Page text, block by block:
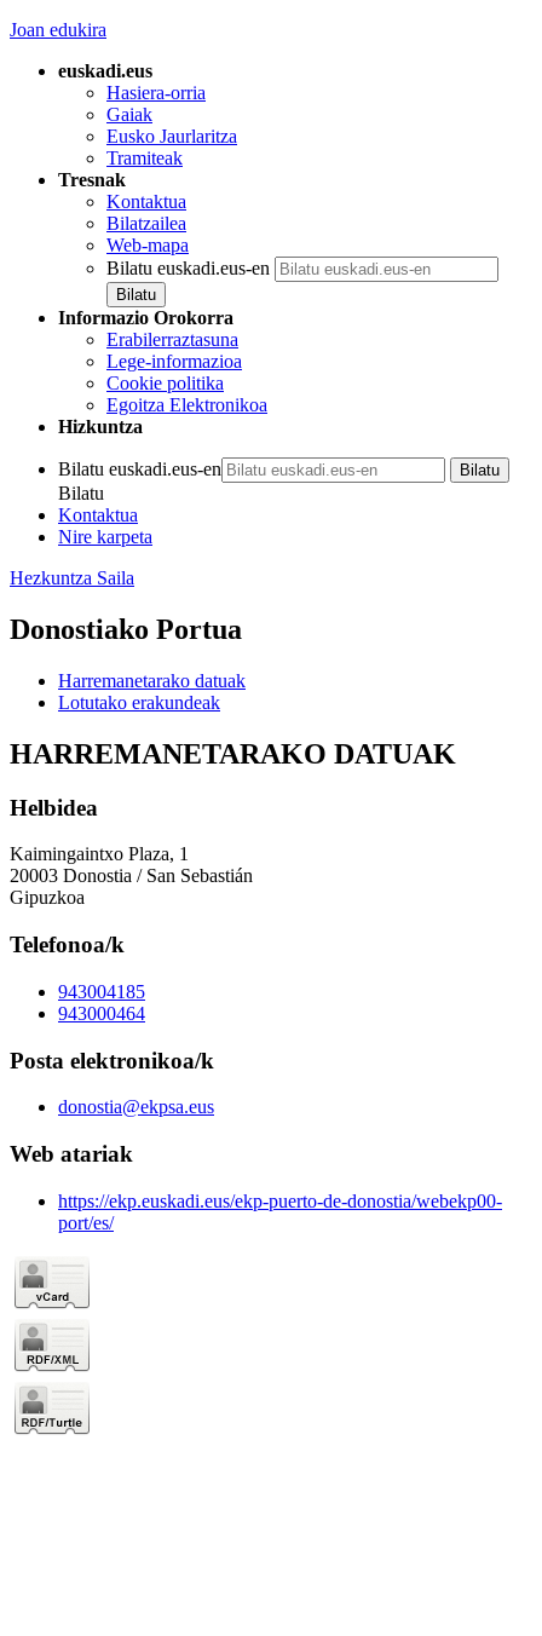
Joan edukira
euskadi.eus
Hasiera-orria
Gaiak
Eusko Jaurlaritza
Tramiteak
Tresnak
Kontaktua
Bilatzailea
Web-mapa
Bilatu euskadi.eus-en
Informazio Orokorra
Erabilerraztasuna
Lege-informazioa
Cookie politika
Egoitza Elektronikoa
Hizkuntza
Bilatu euskadi.eus-en
Bilatu
Kontaktua
Nire karpeta
Hezkuntza Saila
Donostiako Portua
Harremanetarako datuak
Lotutako erakundeak
HARREMANETARAKO DATUAK
Helbidea
Kaimingaintxo Plaza, 1
20003 Donostia / San Sebastián
Gipuzkoa
Telefonoa/k
943004185
943000464
Posta elektronikoa/k
donostia@ekpsa.eus
Web atariak
https://ekp.euskadi.eus/ekp-puerto-de-donostia/webekp00-
port/es/